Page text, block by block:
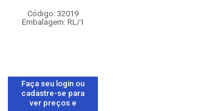
Código: 32019
Embalagem: RL/1
Faça seu login ou
cadastre-se para
ver preços e